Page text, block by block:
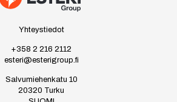
Yhteystiedot
+358 2 216 2112
esteri@esterigroup.fi
Salvumiehenkatu 10
20320 Turku